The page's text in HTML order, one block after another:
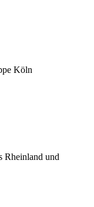
Köln
Rheinland und